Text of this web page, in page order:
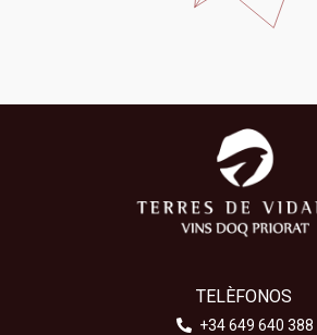
TELÈFONOS
+34 649 640 388